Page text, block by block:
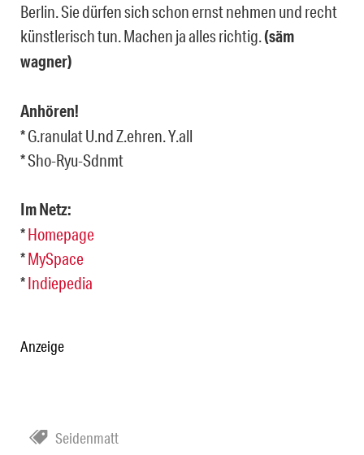
Berlin. Sie dürfen sich schon ernst nehmen und recht
künstlerisch tun. Machen ja alles richtig.(säm
wagner)
Anhören!
* G.ranulat U.nd Z.ehren. Y.all
* Sho-Ryu-Sdnmt
Im Netz:
*Homepage
*MySpace
*Indiepedia
Anzeige
Seidenmatt